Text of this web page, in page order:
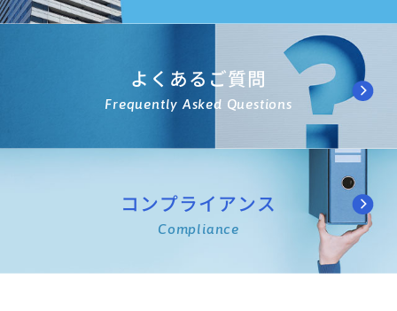
よくあるご質問
Frequently Asked Questions
コンプライアンス
Compliance